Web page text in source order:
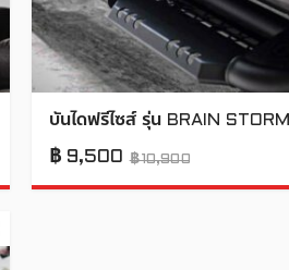
บันไดฟรีไซส์ รุ่น BRAIN STORM
฿9,500 ฿10,900